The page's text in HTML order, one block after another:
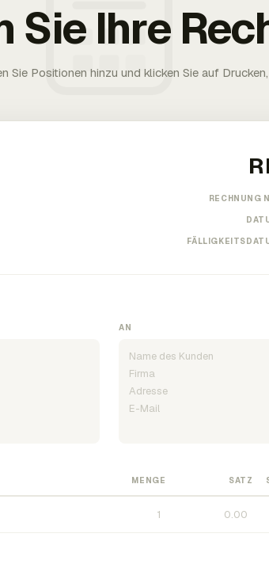
Sie Ihre
Sie Positionen hinzu und klicken Sie auf
RECHNUNG
AN
MENGE SATZ